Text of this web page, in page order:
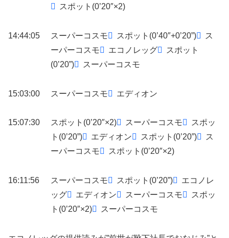
スポット(0’20″×2)
14:44:05 スーパーコスモ スポット(0’40″+0’20”)
ス
ーパーコスモ
エコノレッグ
スポット
(0’20”)
スーパーコスモ
15:03:00 スーパーコスモ エディオン
15:07:30 スポット(0’20″×2) スーパーコスモ
スポッ
ト(0’20”)
エディオン スポット(0’20”)
ス
ーパーコスモ
スポット(0’20″×2)
16:11:56 スーパーコスモ スポット(0’20”)
エコノレ
ッグ
エディオン スーパーコスモ
スポッ
ト(0’20″×2)
スーパーコスモ